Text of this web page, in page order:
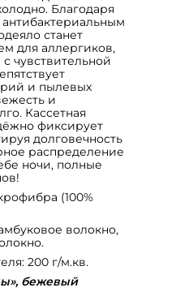
Благодаря
станет
для аллергиков,
чувствительной
и пылевых
и
Кассетная
фиксирует
долговечность
распределение
ночи, полные
(100%
волокно,
200 г/м.кв.
бежевый